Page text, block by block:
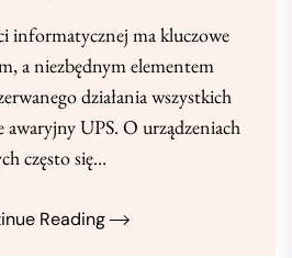
informatycznej ma kluczowe
a niezbędnym elementem
działania wszystkich
awaryjny UPS. O urządzeniach
często się...
Reading